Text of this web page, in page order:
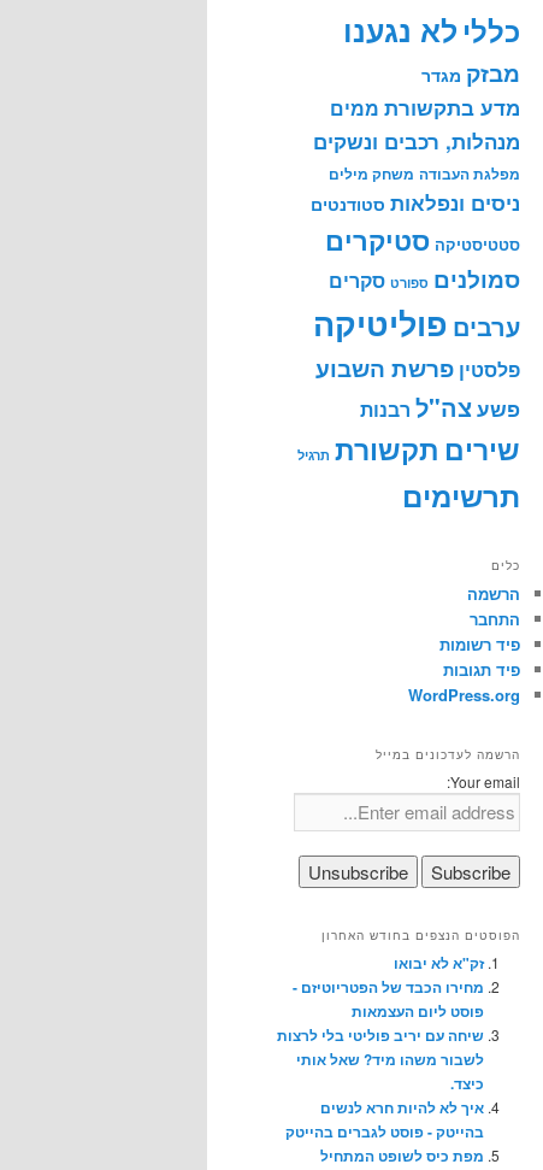
כללי לא נגענו
מבזק מגדר
מדע בתקשורת ממים
מנהלות, רכבים ונשקים
מפלגת העבודה משחק מילים
ניסים ונפלאות סטודנטים
סטטיסטיקה סטיקרים
סמולנים ספורט סקרים
ערבים פוליטיקה
פלסטין פרשת השבוע
פשעצה"ל רבנות
שירים תקשורת תרגיל
תרשימים
כלים
הרשמה
התחבר
פיד רשומות
פיד תגובות
WordPress.org
הרשמה לעדכונים במייל
Your email:
הפוסטים הנצפים בחודש האחרון
זק"א לא יבואו
מחירו הכבד של הפטריוטיזם -
פוסט ליום העצמאות
שיחה עם יריב פוליטי בלי לרצות
לשבור משהו מיד? שאל אותי
כיצד.
איך לא להיות חרא לנשים
בהייטק - פוסט לגברים בהייטק
מפת כיס לשופט המתחיל